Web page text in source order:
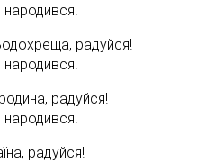
радуйся!
радуйся!
радуйся!